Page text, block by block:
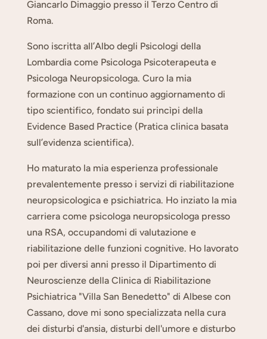
Giancarlo Dimaggio presso il Terzo Centro di
Roma.
Sono iscritta all’Albo degli Psicologi della
Lombardia come Psicologa Psicoterapeuta e
Psicologa Neuropsicologa. Curo la mia
formazione con un continuo aggiornamento di
tipo scientifico, fondato sui princìpi della
Evidence Based Practice (Pratica clinica basata
sull’evidenza scientifica).
Ho maturato la mia esperienza professionale
prevalentemente presso i servizi di riabilitazione
neuropsicologica e psichiatrica. Ho inziato la mia
carriera come psicologa neuropsicologa presso
una RSA, occupandomi di valutazione e
riabilitazione delle funzioni cognitive. Ho lavorato
poi per diversi anni presso il Dipartimento di
Neuroscienze della Clinica di Riabilitazione
Psichiatrica "Villa San Benedetto" di Albese con
Cassano, dove mi sono specializzata nella cura
dei disturbi d'ansia, disturbi dell'umore e disturbo